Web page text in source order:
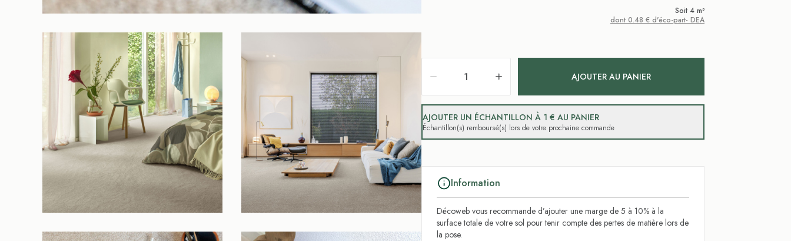
Soit 4 m²
dont 0.48 € d'éco-part- DEA
AJOUTER AU PANIER
AJOUTER UN ÉCHANTILLON À 1 € AU PANIER
Échantillon(s) remboursé(s) lors de votre prochaine commande
Information
Décoweb vous recommande d’ajouter une marge de 5 à 10% à la
surface totale de votre sol pour tenir compte des pertes de matière lors de
la pose.